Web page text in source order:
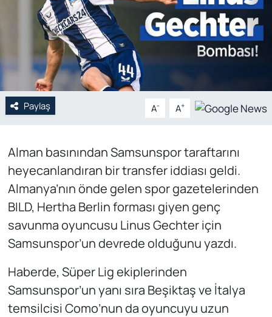
Paylaş A- A+
Alman basınından Samsunspor taraftarını
heyecanlandıran bir transfer iddiası geldi.
Almanya’nın önde gelen spor gazetelerinden
BILD, Hertha Berlin forması giyen genç
savunma oyuncusu Linus Gechter için
Samsunspor’un devrede olduğunu yazdı.
Haberde, Süper Lig ekiplerinden
Samsunspor’un yanı sıra Beşiktaş ve İtalya
temsilcisi Como’nun da oyuncuyu uzun
Siyaset
Spor
Web Tv
Yerel